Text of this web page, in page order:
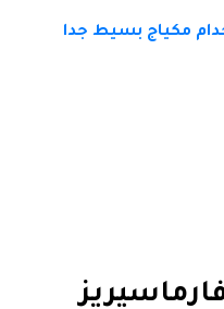
مكياج بسيط جدا